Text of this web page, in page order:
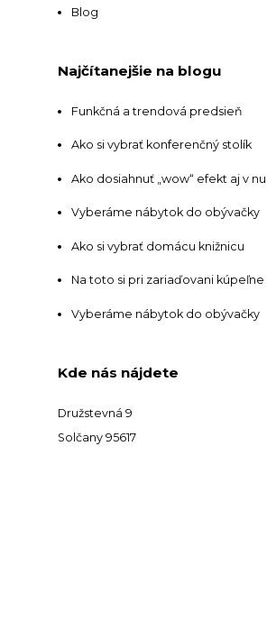
Blog
Najčítanejšie na blogu
Funkčná a trendová predsieň
Ako si vybrať konferenčný stolík
Ako dosiahnuť „wow“ efekt aj v
Vyberáme nábytok do obývačky
Ako si vybrať domácu knižnicu
Na toto si pri zariaďovani
Vyberáme nábytok do obývačky
Kde nás nájdete
Družstevná 9
Solčany 95617